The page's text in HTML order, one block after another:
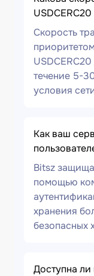
Скорость
течение 5-
условия
Как ваш
Bitsz
помощью
хранения
безопасных
Доступна